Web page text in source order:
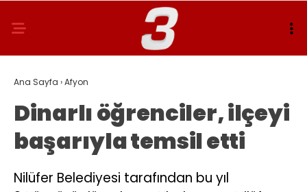
Ana Sayfa ›Afyon
Dinarlı öğrenciler, ilçeyi
başarıyla temsil etti
Nilüfer Belediyesi tarafından bu yıl